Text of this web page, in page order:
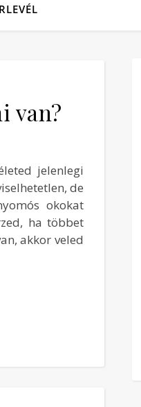
van?
jelenlegi
de
okokat
ha többet
akkor veled